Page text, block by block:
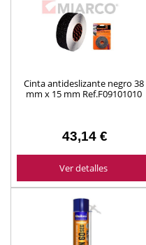
Cinta antideslizante negro 38
mm x 15 mm Ref.F09101010
43,14 €
Ver detalles